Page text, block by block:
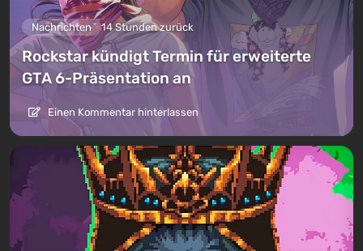
Nachrichten 14 Stunden zurück
Rockstar kündigt Termin für erweiterte
GTA 6-Präsentation an
Einen Kommentar hinterlassen